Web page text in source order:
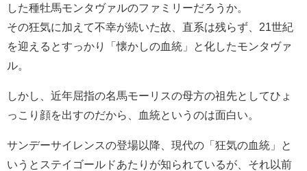
した種牡馬モンタヴァルのファミリーだろうか。
その狂気に加えて不幸が続いた故、直系は残らず、21世紀
を迎えるとすっかり「懐かしの血統」と化したモンタヴァ
ル。
しかし、近年屈指の名馬モーリスの母方の祖先としてひょ
っこり顔を出すのだから、血統というのは面白い。
サンデーサイレンスの登場以降、現代の「狂気の血統」と
いうとステイゴールドあたりが知られているが、それ以前